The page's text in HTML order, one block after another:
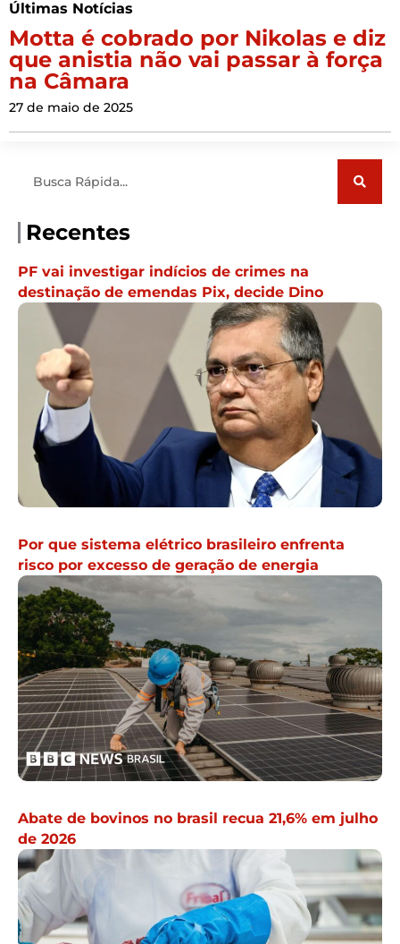
Últimas Notícias
Motta é cobrado por Nikolas e diz
que anistia não vai passar à força
na Câmara
27 de maio de 2025
Recentes
PF vai investigar indícios de crimes na
destinação de emendas Pix, decide Dino
Por que sistema elétrico brasileiro enfrenta
risco por excesso de geração de energia
Abate de bovinos no brasil recua 21,6% em julho
de 2026